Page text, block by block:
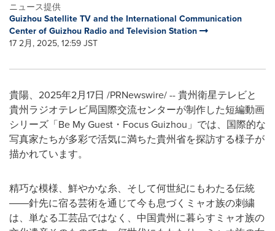
ニュース提供
Guizhou Satellite TV and the International Communication
Center of Guizhou Radio and Television Station
17 2月, 2025, 12:59 JST
貴陽、2025年2月17日 /PRNewswire/ -- 貴州衛星テレビと
貴州ラジオテレビ局国際交流センターが制作した短編動画
シリーズ「Be My Guest・Focus Guizhou」では、国際的な
写真家たちが多彩で活気に満ちた貴州省を探訪する様子が
描かれています。
精巧な模様、鮮やかな糸、そして何世紀にもわたる伝統
――針先に宿る芸術を通じて今も息づくミャオ族の刺繍
は、単なる工芸品ではなく、中国貴州に暮らすミャオ族の